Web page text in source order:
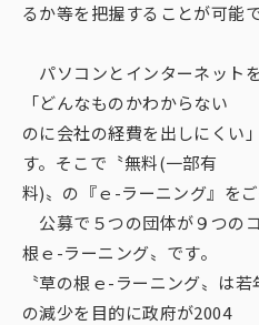
るか等を把握することが可能で
パソコンとインターネット
「どんなものかわからない
のに会社の経費を出しにくい
す。そこで〝無料(一部有
料)〟の『ｅ-ラーニング』をご
公募で５つの団体が９つの
根ｅ-ラーニング〟です。
〝草の根ｅ-ラーニング〟は
の減少を目的に政府が2004